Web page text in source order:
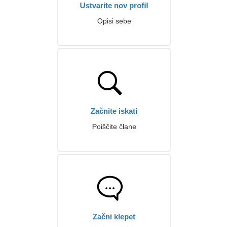
Ustvarite nov profil
Opisi sebe
Začnite iskati
Poiščite člane
Začni klepet